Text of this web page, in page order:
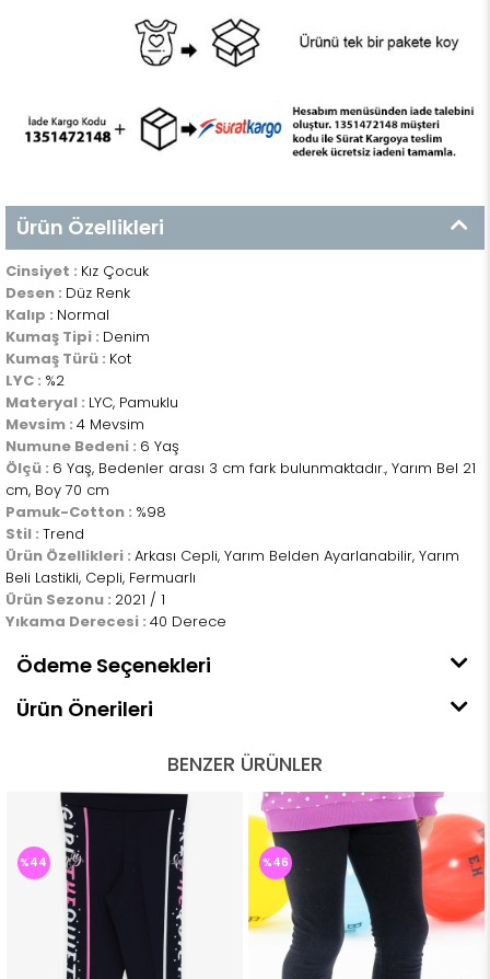
Ürün Özellikleri
Cinsiyet : Kız Çocuk
Desen : Düz Renk
Kalıp : Normal
Kumaş Tipi : Denim
Kumaş Türü : Kot
LYC : %2
Materyal : LYC, Pamuklu
Mevsim : 4 Mevsim
Numune Bedeni : 6 Yaş
Ölçü : 6 Yaş, Bedenler arası 3 cm fark bulunmaktadır., Yarım Bel 21
cm, Boy 70 cm
Pamuk-Cotton : %98
Stil : Trend
Ürün Özellikleri : Arkası Cepli, Yarım Belden Ayarlanabilir, Yarım
Beli Lastikli, Cepli, Fermuarlı
Ürün Sezonu : 2021 / 1
Yıkama Derecesi : 40 Derece
Ödeme Seçenekleri
Ürün Önerileri
BENZER ÜRÜNLER
%44 %46